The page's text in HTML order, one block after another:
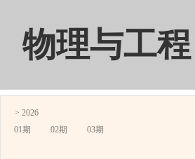
物理与工程
> 2026
01期
02期 03期